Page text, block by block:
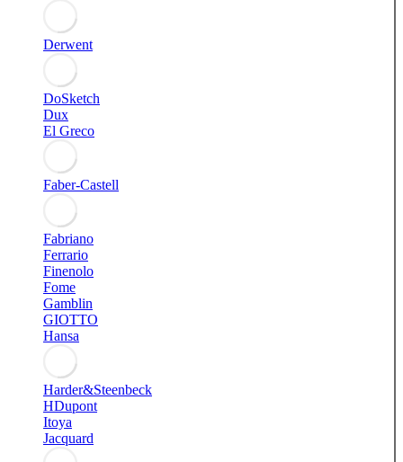
Derwent
DoSketch
Dux
El Greco
Faber-Castell
Fabriano
Ferrario
Finenolo
Fome
Gamblin
GIOTTO
Hansa
Harder&Steenbeck
HDupont
Itoya
Jacquard